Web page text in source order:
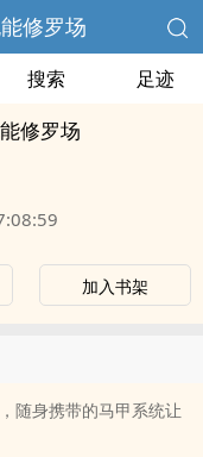
修罗场
搜索 足迹
修罗场
加入书架
身携带的马甲系统让